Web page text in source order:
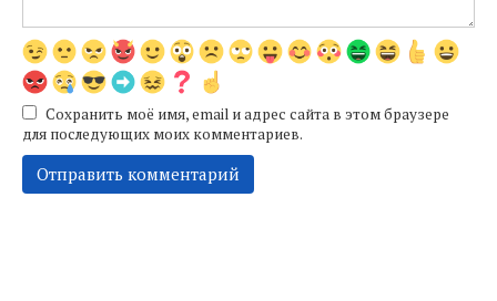
Сохранить моё имя, email и адрес сайта в этом браузере
для последующих моих комментариев.